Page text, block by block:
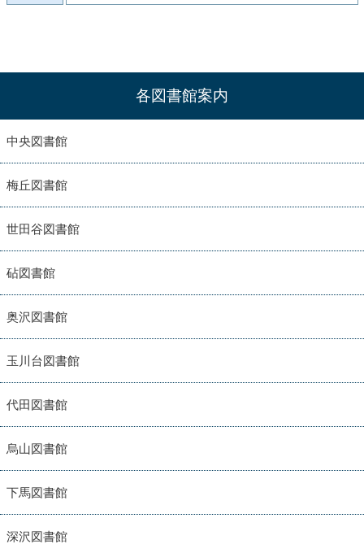
各図書館案内
中央図書館
梅丘図書館
世田谷図書館
砧図書館
奥沢図書館
玉川台図書館
代田図書館
烏山図書館
下馬図書館
深沢図書館